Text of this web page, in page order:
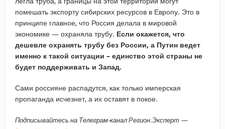
помешать экспорту сибирских ресурсов в Европу. Это в
принципе главное, что Россия делала в мировой
экономике — охраняла трубу. Если окажется, что
дешевле охранять трубу без России, а Путин ведет
именно к такой ситуации – единство этой страны не
будет поддерживать и Запад.
Сами россияне распадутся, как только имперская
пропаганда исчезнет, а их оставят в покое.
Подписывайтесь на Телеграм-канал Регион.Эксперт —